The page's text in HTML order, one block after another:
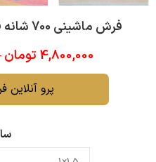
فرش ماشینی 700 شانه فانتزی افرند كد 300413
4,800,000 تومان
پرو آنلاین فرش